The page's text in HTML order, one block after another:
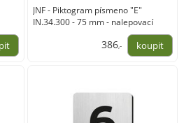
JNF - Piktogram písmeno "E"
IN.34.300 - 75 mm - nalepovací
386,-